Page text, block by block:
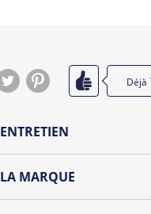
Déjà
ENTRETIEN
LA MARQUE